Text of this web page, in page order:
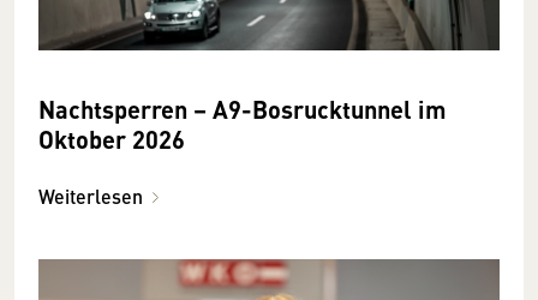
Nachtsperren – A9-Bosrucktunnel im
Oktober 2026
Weiterlesen